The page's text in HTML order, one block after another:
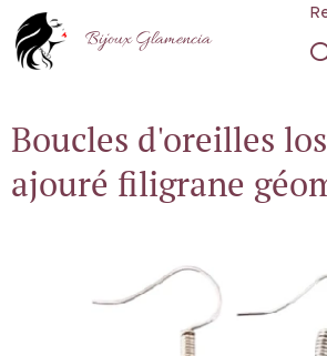
Bijoux Glamencia
Boucles d'oreilles
ajouré filigrane